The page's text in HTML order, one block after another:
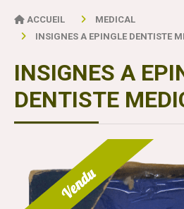
ACCUEIL
MEDICAL
INSIGNES A EPINGLE DENTISTE
INSIGNES A
DENTISTE
Vendu